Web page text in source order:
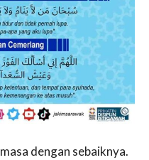
dengan sebaiknya.